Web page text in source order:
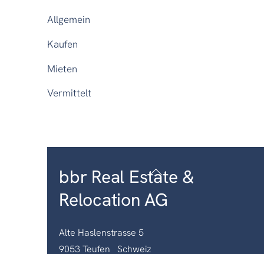
Allgemein
Kaufen
Mieten
Vermittelt
Back
To
Top
bbr Real Estate &
Relocation AG
Alte Haslenstrasse 5
9053 Teufen Schweiz